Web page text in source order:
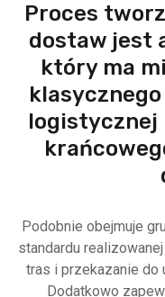
Proces
dostaw jest
który ma
logistycznej
Podobnie obejmuje
standardu
tras i przekazanie do
Dodatkowo